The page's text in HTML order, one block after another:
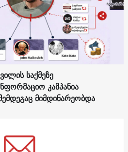
საქმეზე
კამპანია
მიმდინარეობდა